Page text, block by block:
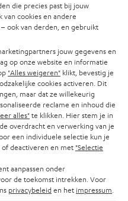
Stereo-Cinch-Kabel 3.0m -
C7030A
Verbindingskabel cinch
stereo 0,5 m
€ 12,99
die precies past bij jouw
van cookies en andere
ook van derden, en gebruikt
jouw gegevens en
op onze website en informatie
"Alles weigeren" klikt, bevestig je
cookies activeren. Dit
maar dat ze willekeurig
reclame en inhoud die
alles"te klikken. Hier stem je in
overdracht en verwerking van je
een individuele selectie kun je
deactiveren en met "Selectie
aanpassen onder
de toekomst intrekken. Voor
privacybeleiden het impressum